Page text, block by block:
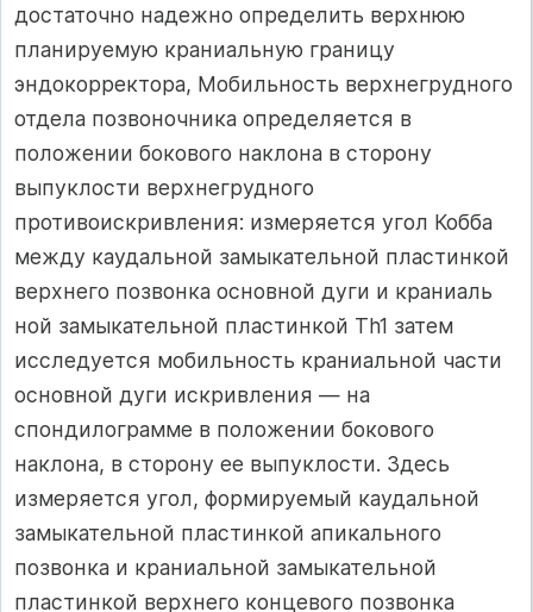
достаточно надежно определить верхнюю
планируемую краниальную границу
эндокорректора, Мобильность верхнегрудного
отдела позвоночника определяется в
положении бокового наклона в сторону
выпуклости верхнегрудного
противоискривления: измеряется угол Кобба
между каудальной замыкательной пластинкой
верхнего позвонка основной дуги и краниаль
ной замыкательной пластинкой Th1 затем
исследуется мобильность краниальной части
основной дуги искривления — на
спондилограмме в положении бокового
наклона, в сторону ее выпуклости. Здесь
измеряется угол, формируемый каудальной
замыкательной пластинкой апикального
позвонка и краниальной замыкательной
пластинкой верхнего концевого позвонка